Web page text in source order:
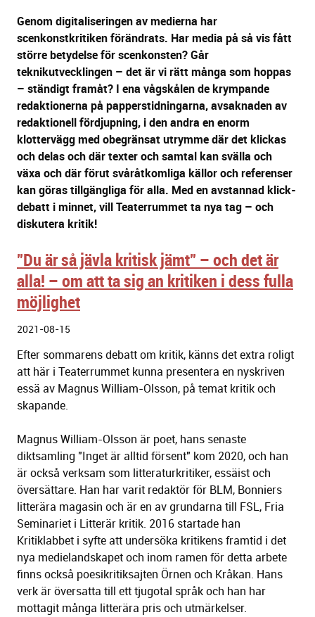
Genom digitaliseringen av medierna har
scenkonstkritiken förändrats. Har media på så vis fått
större betydelse för scenkonsten? Går
teknikutvecklingen – det är vi rätt många som hoppas
– ständigt framåt? I ena vågskålen de krympande
redaktionerna på papperstidningarna, avsaknaden av
redaktionell fördjupning, i den andra en enorm
klottervägg med obegränsat utrymme där det klickas
och delas och där texter och samtal kan svälla och
växa och där förut svåråtkomliga källor och referenser
kan göras tillgängliga för alla. Med en avstannad klick-
debatt i minnet, vill Teaterrummet ta nya tag – och
diskutera kritik!
”Du är så jävla kritisk jämt” – och det är
alla! – om att ta sig an kritiken i dess fulla
möjlighet
2021-08-15
Efter sommarens debatt om kritik, känns det extra roligt
att här i Teaterrummet kunna presentera en nyskriven
essä av Magnus William-Olsson, på temat kritik och
skapande.
Magnus William-Olsson är poet, hans senaste
diktsamling "Inget är alltid försent" kom 2020, och han
är också verksam som litteraturkritiker, essäist och
översättare. Han har varit redaktör för BLM, Bonniers
litterära magasin och är en av grundarna till FSL, Fria
Seminariet i Litterär kritik. 2016 startade han
Kritiklabbet i syfte att undersöka kritikens framtid i det
nya medielandskapet och inom ramen för detta arbete
finns också poesikritiksajten Örnen och Kråkan. Hans
verk är översatta till ett tjugotal språk och han har
mottagit många litterära pris och utmärkelser.